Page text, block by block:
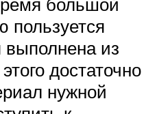
пользуется
выполнена из
достаточно
нужной